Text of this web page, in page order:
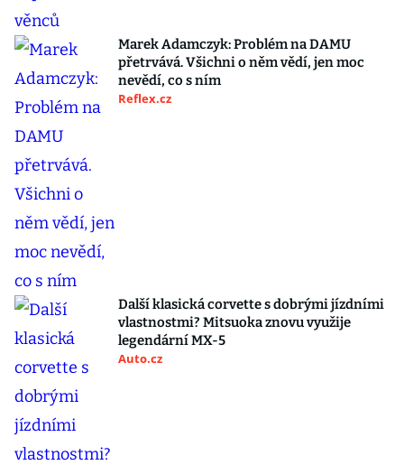
Marek Adamczyk: Problém na DAMU
přetrvává. Všichni o něm vědí, jen moc
nevědí, co s ním
Reflex.cz
Další klasická corvette s dobrými jízdními
vlastnostmi? Mitsuoka znovu využije
legendární MX-5
Auto.cz